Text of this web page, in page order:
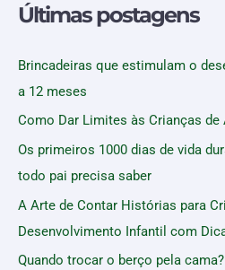
Últimas postagens
Brincadeiras que estimulam o
a 12 meses
Como Dar Limites às Crianças
Os primeiros 1000 dias de vida
todo pai precisa saber
A Arte de Contar Histórias para
Desenvolvimento Infantil com
Quando trocar o berço pela